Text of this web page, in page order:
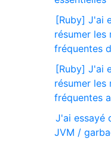
[Ruby] J'ai
résumer les
fréquentes
[Ruby] J'ai
résumer les
fréquentes
J'ai essayé
JVM /